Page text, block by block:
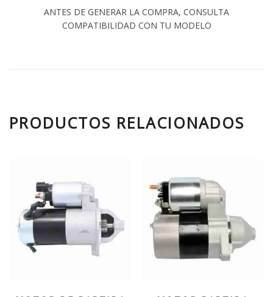
ANTES DE GENERAR LA COMPRA, CONSULTA
COMPATIBILIDAD CON TU MODELO
PRODUCTOS RELACIONADOS